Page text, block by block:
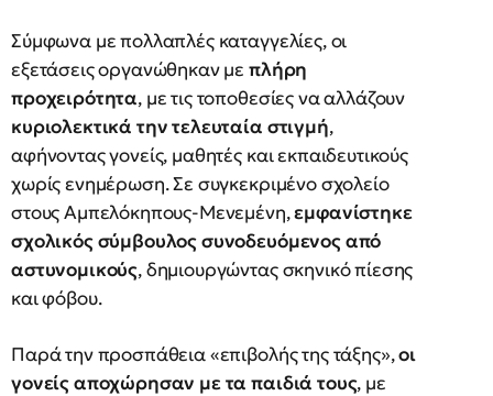
Σύμφωνα με πολλαπλές καταγγελίες, οι
εξετάσεις οργανώθηκαν με πλήρη
προχειρότητα, με τις τοποθεσίες να αλλάζουν
κυριολεκτικά την τελευταία στιγμή,
αφήνοντας γονείς, μαθητές και εκπαιδευτικούς
χωρίς ενημέρωση. Σε συγκεκριμένο σχολείο
στους Αμπελόκηπους-Μενεμένη,εμφανίστηκε
σχολικός σύμβουλος συνοδευόμενος από
αστυνομικούς, δημιουργώντας σκηνικό πίεσης
και φόβου.
Παρά την προσπάθεια «επιβολής της τάξης»,οι
γονείς αποχώρησαν με τα παιδιά τους, με